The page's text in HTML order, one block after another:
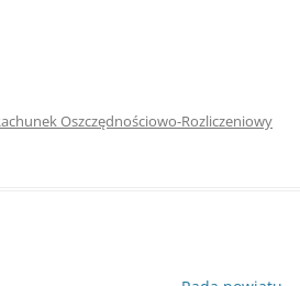
Oszczędnościowo-Rozliczeniowy